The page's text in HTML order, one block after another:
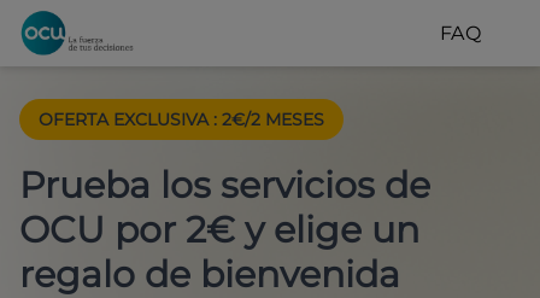
FAQ
OFERTA EXCLUSIVA : 2€/2 MESES
Prueba los servicios de
OCU por 2€ y elige un
regalo de bienvenida